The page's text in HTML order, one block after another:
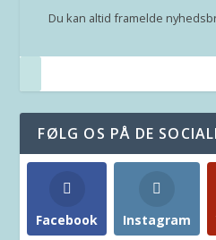
Du kan altid framelde
FØLG OS PÅ DE
Facebook Instagram